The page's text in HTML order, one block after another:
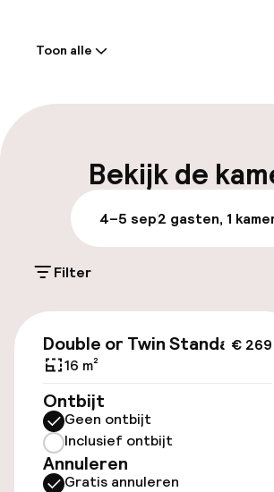
Meertalige medewerkers
Parkeren & mobiliteit
Openbaar parkeren
Toegankelijkheid
Lift
Kamers
Kamers voor rokers
Toon alle
Bekijk de
4–5 sep2 gasten, 1
Filter
€ 269
Double or Twin Standard
16 m²
Ontbijt
Geen ontbijt
Inclusief ontbijt
Annuleren
Gratis annuleren